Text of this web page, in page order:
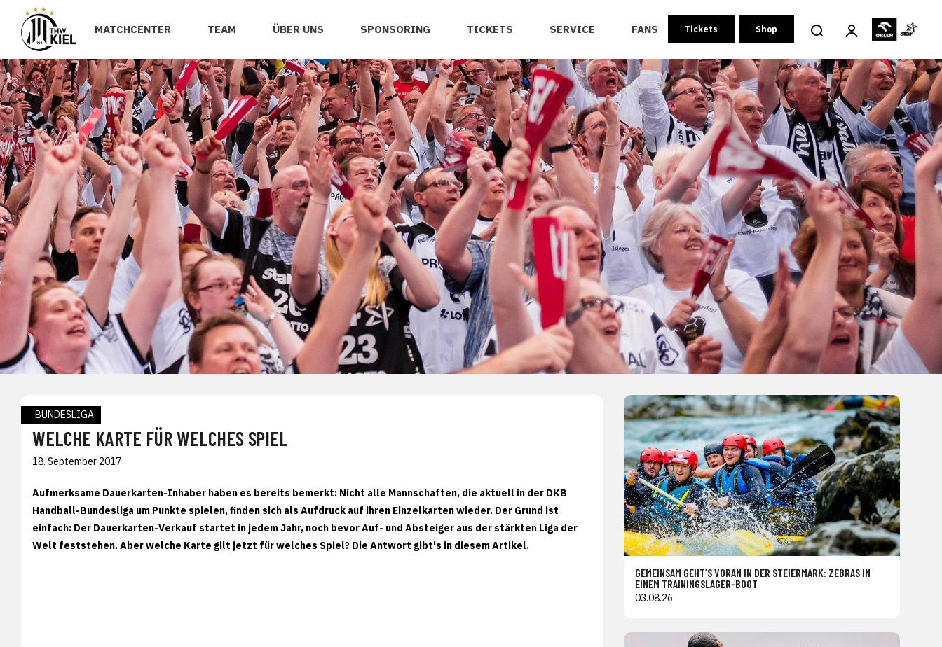
MATCHCENTER TEAM ÜBER UNS SPONSORING TICKETS SERVICE FANS Tickets Shop
BUNDESLIGA
WELCHE KARTE FÜR WELCHES SPIEL
18. September 2017
Aufmerksame Dauerkarten-Inhaber haben es bereits bemerkt: Nicht alle Mannschaften, die aktuell in der DKB
Handball-Bundesliga um Punkte spielen, finden sich als Aufdruck auf ihren Einzelkarten wieder. Der Grund ist
einfach: Der Dauerkarten-Verkauf startet in jedem Jahr, noch bevor Auf- und Absteiger aus der stärkten Liga der
Welt feststehen. Aber welche Karte gilt jetzt für welches Spiel? Die Antwort gibt's in diesem Artikel.
GEMEINSAM GEHT’S VORAN IN DER STEIERMARK: ZEBRAS IN
EINEM TRAININGSLAGER-BOOT
03.08.26